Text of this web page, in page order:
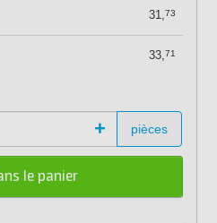
31,73
33,71
+ pièces
le panier